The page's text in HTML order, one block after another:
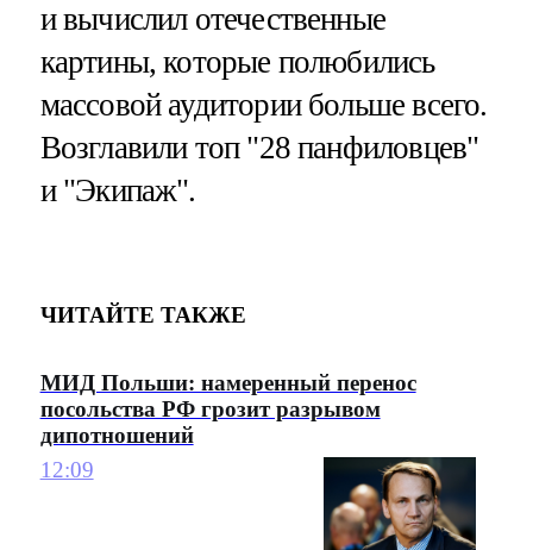
и вычислил отечественные
картины, которые полюбились
массовой аудитории больше всего.
Возглавили топ "28 панфиловцев"
и "Экипаж".
ЧИТАЙТЕ ТАКЖЕ
МИД Польши: намеренный перенос
посольства РФ грозит разрывом
дипотношений
12:09